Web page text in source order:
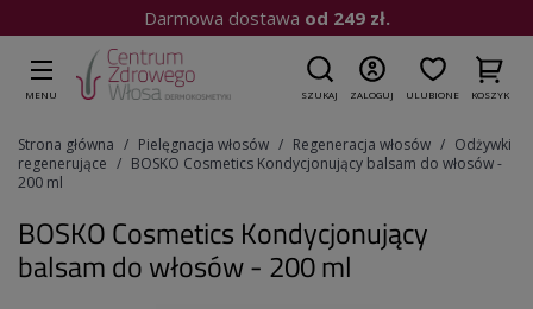
Kup do 15:00| Wysyłka dziś
MENU SZUKAJ ZALOGUJ ULUBIONE KOSZYK
Strona główna Pielęgnacja włosów Regeneracja włosów
Odżywki
regenerujące
BOSKO Cosmetics Kondycjonujący balsam do włosów -
200 ml
BOSKO Cosmetics Kondycjonujący
balsam do włosów - 200 ml